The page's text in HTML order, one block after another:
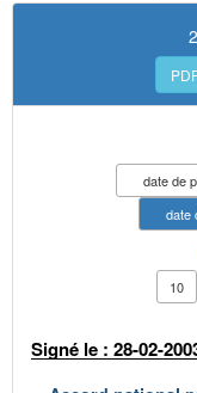
date de
date
10
Signé le : 28-02-